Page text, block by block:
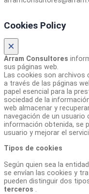
Cookies Policy
×
Arram Consultores
sus páginas web.
Las cookies son archivos
a través de las páginas
papel esencial para la
sociedad de la
web almacenar y
navegación de un usuario
información obtenida, se
usuario y mejorar el
Tipos de cookies
Según quien sea la
se envían las cookies y
pueden distinguir dos
terceros .